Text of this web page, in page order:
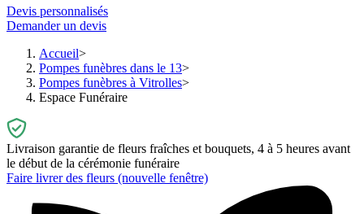
Devis personnalisés
Demander un devis
Accueil
Pompes funèbres dans le 13
Pompes funèbres à Vitrolles
Espace Funéraire
Livraison garantie de fleurs fraîches et bouquets, 4 à 5 heures avant
le début de la cérémonie funéraire
Faire livrer des fleurs (nouvelle fenêtre)